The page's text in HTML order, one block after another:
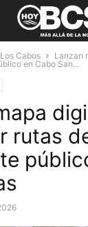
Cabos
Lanzan
en Cabo San...
rutas